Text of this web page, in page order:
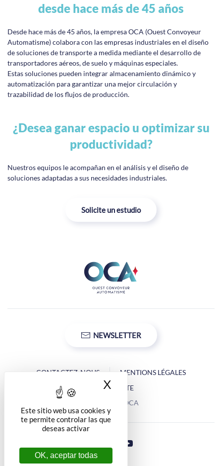
desde hace más de 45 años
Desde hace más de 45 años, la empresa OCA (Ouest Convoyeur
Automatisme) colabora con las empresas industriales en el diseño
de soluciones de transporte a medida mediante el desarrollo de
transportadores aéreos, de suelo y máquinas especiales.
Estas soluciones pueden integrar almacenamiento dinámico y
automatización para garantizar una mejor circulación y
trazabilidad de los flujos de producción.
¿Desea ganar espacio u optimizar su
productividad?
Nuestros equipos le acompañan en el análisis y el diseño de
soluciones adaptadas a sus necesidades industriales.
Solicite un estudio
NEWSLETTER
CONTACTEZ-NOUS
MENTIONS LÉGALES
PLAN DU SITE
Copyright © OCA
Este sitio web usa cookies y
te permite controlar las que
deseas activar
OK, aceptar todas
X Ocultar la banner